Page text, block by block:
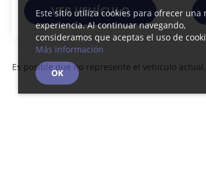
VER VEHÍCULO
Es posible que no represente el vehiculo
Este sitio utiliza cookies para ofrecer una
experiencia. Al continuar navegando,
consideramos que aceptas el uso de
Más información
OK